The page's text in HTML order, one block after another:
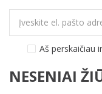
Aš perskaičiau
NESENIAI